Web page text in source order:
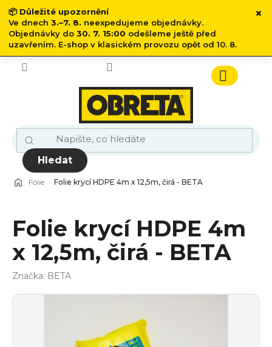
📦 Důležité upozornění
Ve dnech 3.–7. 8. neexpedujeme objednávky.
Objednávky do 30. 7. 15:00 odešleme ještě před
uzavřením. E-shop v klasickém provozu opět od 10. 8.
×
Přejít
obsah
Hledat
Nákupní
košík
Fólie Folie krycí HDPE 4m x 12,5m, čirá - BETA
Folie krycí HDPE 4m
x 12,5m, čirá - BETA
Značka: BETA